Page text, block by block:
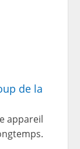
de la
appareil